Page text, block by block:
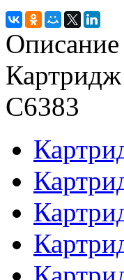
Описание
C6383